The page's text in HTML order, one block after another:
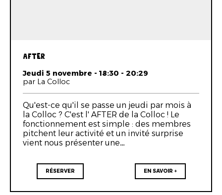
AFTER
Jeudi 5 novembre - 18:30 - 20:29
par La Colloc
Qu'est-ce qu'il se passe un jeudi par mois à
la Colloc ? C'est l' AFTER de la Colloc ! Le
fonctionnement est simple : des membres
pitchent leur activité et un invité surprise
vient nous présenter une…
RÉSERVER EN SAVOIR +